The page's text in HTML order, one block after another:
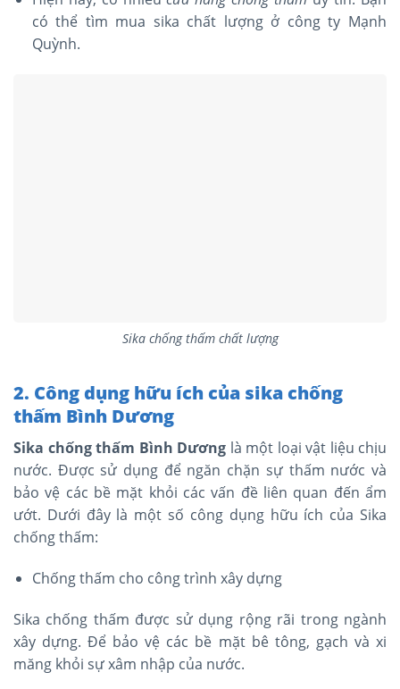
có thể tìm mua sika chất lượng ở công ty Mạnh
Quỳnh.
Sika chống thấm chất lượng
2. Công dụng hữu ích của sika chống
thấm Bình Dương
Sika chống thấm Bình Dương là một loại vật liệu chịu
nước. Được sử dụng để ngăn chặn sự thấm nước và
bảo vệ các bề mặt khỏi các vấn đề liên quan đến ẩm
ướt. Dưới đây là một số công dụng hữu ích của Sika
chống thấm:
Chống thấm cho công trình xây dựng
Sika chống thấm được sử dụng rộng rãi trong ngành
xây dựng. Để bảo vệ các bề mặt bê tông, gạch và xi
măng khỏi sự xâm nhập của nước.